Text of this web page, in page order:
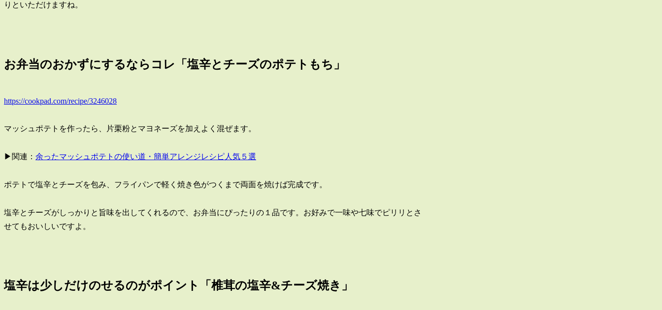
りといただけますね。
お弁当のおかずにするならコレ「塩辛とチーズのポテトもち」
https://cookpad.com/recipe/3246028
マッシュポテトを作ったら、片栗粉とマヨネーズを加えよく混ぜます。
▶関連： 余ったマッシュポテトの使い道・簡単アレンジレシピ人気５選
ポテトで塩辛とチーズを包み、フライパンで軽く焼き色がつくまで両面を焼けば完成です。
塩辛とチーズがしっかりと旨味を出してくれるので、お弁当にぴったりの１品です。お好みで一味や七味でピリリとさ
せてもおいしいですよ。
塩辛は少しだけのせるのがポイント「椎茸の塩辛&チーズ焼き」